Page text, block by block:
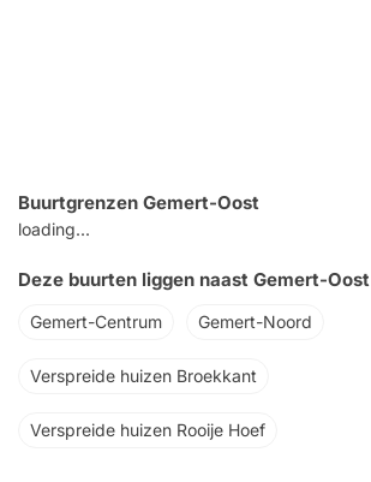
Buurtgrenzen Gemert-Oost
loading...
Deze buurten liggen naast Gemert-Oost
Gemert-Centrum Gemert-Noord
Verspreide huizen Broekkant
Verspreide huizen Rooije Hoef